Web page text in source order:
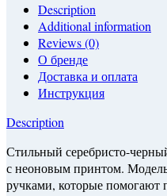
Description
Additional information
Reviews (0)
О бренде
Доставка и оплата
Инструкция
Description
Стильный серебристо-
с неоновым принтом.
ручками, которые помогают